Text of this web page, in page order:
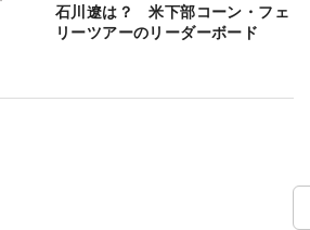
石川遼は？ 米下部コーン・フェ
リーツアーのリーダーボード